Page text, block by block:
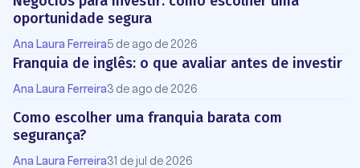
oportunidade segura
Ana Laura Ferreira5 de ago de 2026
Franquia de inglês: o que avaliar antes de investir
Ana Laura Ferreira3 de ago de 2026
Como escolher uma franquia barata com
segurança?
Ana Laura Ferreira31 de jul de 2026